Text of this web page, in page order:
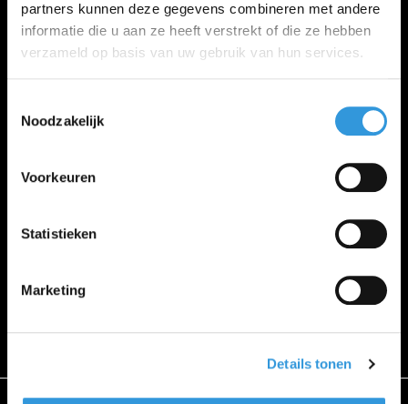
partners kunnen deze gegevens combineren met andere
informatie die u aan ze heeft verstrekt of die ze hebben
verzameld op basis van uw gebruik van hun services.
Noodzakelijk
Voorkeuren
Statistieken
Marketing
Details tonen
LOGISTIEK
ADMINISTRATIEF